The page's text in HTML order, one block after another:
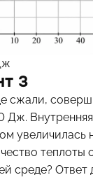
3
сжали,
Дж. Внутренняя
увеличилась
теплоты
среде? Ответ